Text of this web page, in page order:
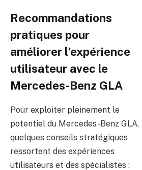
Recommandations
pratiques pour
améliorer l’expérience
utilisateur avec le
Mercedes-Benz GLA
Pour exploiter pleinement le
potentiel du Mercedes-Benz GLA,
quelques conseils stratégiques
ressortent des expériences
utilisateurs et des spécialistes :